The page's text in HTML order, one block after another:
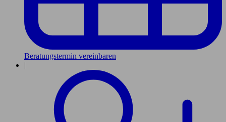
Beratungstermin vereinbaren
|